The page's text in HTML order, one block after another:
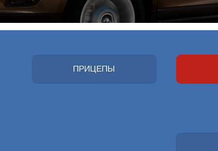
ПРИЦЕПЫ